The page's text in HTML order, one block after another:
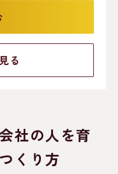
る
社の人を育
くり方